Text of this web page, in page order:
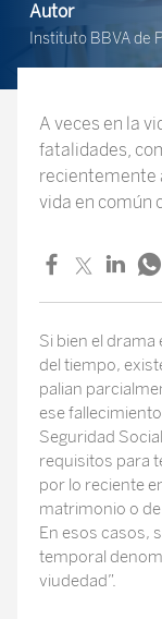
Autor
Instituto BBVA de
A veces en la
fatalidades,
recientemente
vida en común
Si bien el
del tiempo,
palian
ese
Seguridad
requisitos para
por lo reciente
matrimonio o
En esos casos,
temporal
viudedad”.